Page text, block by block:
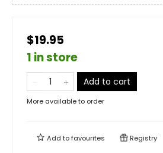
$19.95
1 in store
Add to cart
More available to order
Add tofavourites Registry